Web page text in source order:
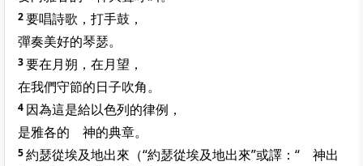
2要唱詩歌，打手鼓，
彈奏美好的琴瑟。
3要在月朔，在月望，
在我們守節的日子吹角。
4 因為這是給以色列的律例，
是雅各的 神的典章。
5約瑟從埃及地出來（“約瑟從埃及地出來”或譯：“ 神出